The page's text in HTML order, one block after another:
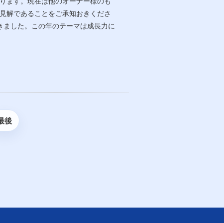
解であることをご承知おきくださ
した。この年のテーマは成長力に
後